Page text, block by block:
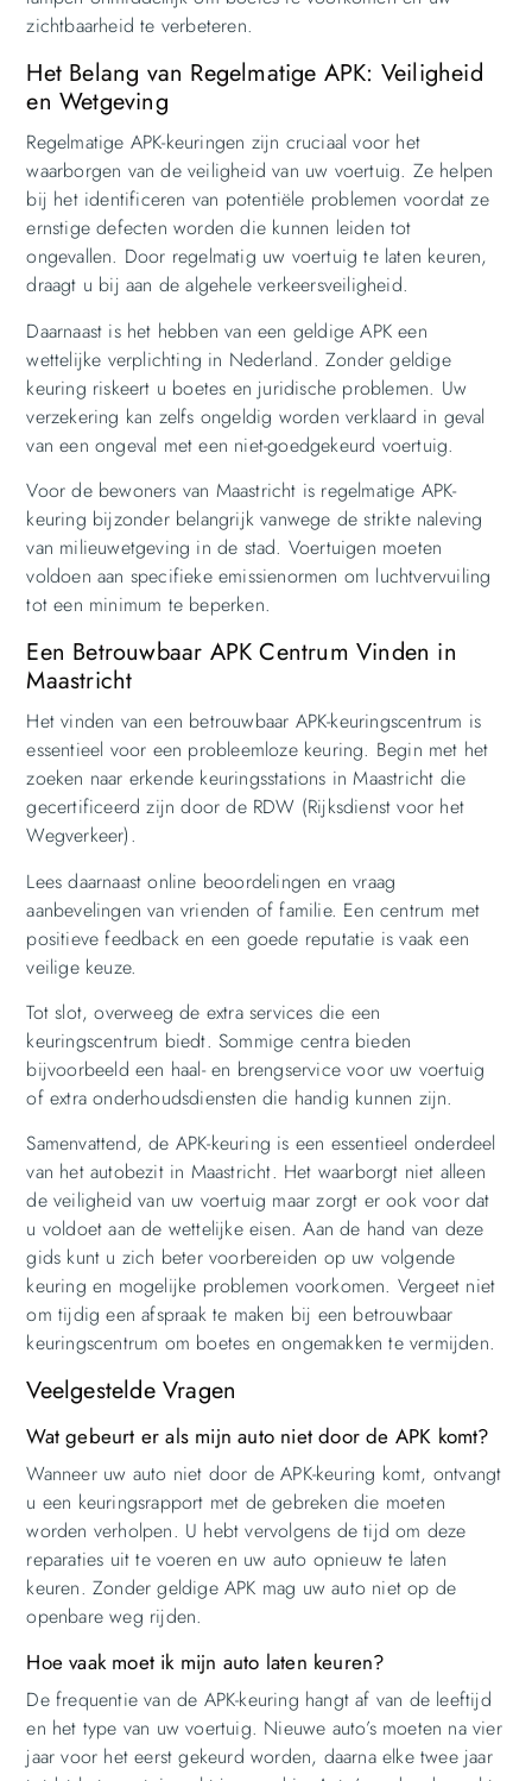
zichtbaarheid te verbeteren.
Het Belang van Regelmatige APK: Veiligheid
en Wetgeving
Regelmatige APK-keuringen zijn cruciaal voor het
waarborgen van de veiligheid van uw voertuig. Ze helpen
bij het identificeren van potentiële problemen voordat ze
ernstige defecten worden die kunnen leiden tot
ongevallen. Door regelmatig uw voertuig te laten keuren,
draagt u bij aan de algehele verkeersveiligheid.
Daarnaast is het hebben van een geldige APK een
wettelijke verplichting in Nederland. Zonder geldige
keuring riskeert u boetes en juridische problemen. Uw
verzekering kan zelfs ongeldig worden verklaard in geval
van een ongeval met een niet-goedgekeurd voertuig.
Voor de bewoners van Maastricht is regelmatige APK-
keuring bijzonder belangrijk vanwege de strikte naleving
van milieuwetgeving in de stad. Voertuigen moeten
voldoen aan specifieke emissienormen om luchtvervuiling
tot een minimum te beperken.
Een Betrouwbaar APK Centrum Vinden in
Maastricht
Het vinden van een betrouwbaar APK-keuringscentrum is
essentieel voor een probleemloze keuring. Begin met het
zoeken naar erkende keuringsstations in Maastricht die
gecertificeerd zijn door de RDW (Rijksdienst voor het
Wegverkeer).
Lees daarnaast online beoordelingen en vraag
aanbevelingen van vrienden of familie. Een centrum met
positieve feedback en een goede reputatie is vaak een
veilige keuze.
Tot slot, overweeg de extra services die een
keuringscentrum biedt. Sommige centra bieden
bijvoorbeeld een haal- en brengservice voor uw voertuig
of extra onderhoudsdiensten die handig kunnen zijn.
Samenvattend, de APK-keuring is een essentieel onderdeel
van het autobezit in Maastricht. Het waarborgt niet alleen
de veiligheid van uw voertuig maar zorgt er ook voor dat
u voldoet aan de wettelijke eisen. Aan de hand van deze
gids kunt u zich beter voorbereiden op uw volgende
keuring en mogelijke problemen voorkomen. Vergeet niet
om tijdig een afspraak te maken bij een betrouwbaar
keuringscentrum om boetes en ongemakken te vermijden.
Veelgestelde Vragen
Wat gebeurt er als mijn auto niet door de APK komt?
Wanneer uw auto niet door de APK-keuring komt, ontvangt
u een keuringsrapport met de gebreken die moeten
worden verholpen. U hebt vervolgens de tijd om deze
reparaties uit te voeren en uw auto opnieuw te laten
keuren. Zonder geldige APK mag uw auto niet op de
openbare weg rijden.
Hoe vaak moet ik mijn auto laten keuren?
De frequentie van de APK-keuring hangt af van de leeftijd
en het type van uw voertuig. Nieuwe auto’s moeten na vier
jaar voor het eerst gekeurd worden, daarna elke twee jaar